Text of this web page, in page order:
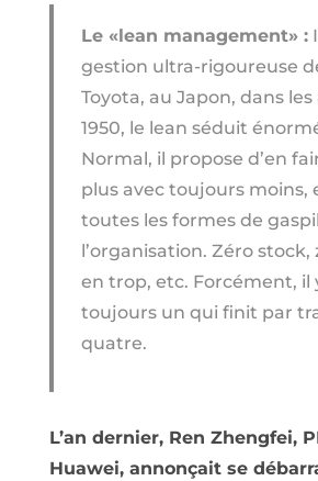
Le «lean management» :
gestion ultra-rigoureuse
Toyota, au Japon, dans
1950, le lean séduit
Normal, il propose d’en
plus avec toujours moins,
toutes les formes de
l’organisation. Zéro stock,
en trop, etc. Forcément, il
toujours un qui finit par
quatre.
L’an dernier, Ren Zhengfei,
Huawei, annonçait se